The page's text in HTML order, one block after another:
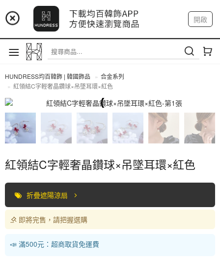
📢 市集預告：9/4-9/6 淡水捷運站
📢 市集預告：9/12-9/13 八里海巡基地
📢 市集預告：8/22-8/23 桃園青埔置地廣場
開啟
註冊 我的帳戶
HUNDRESS均百韓飾 | 韓國飾品
合金系列
紅領結C字輕奢晶鑽球×吊墜耳環×紅色
合金系列
紅領結C字輕奢晶鑽球×吊墜耳環×紅色
折疊遮陽涼扇
即將完售，請把握選購
📣 滿500元：超商取貨免運費